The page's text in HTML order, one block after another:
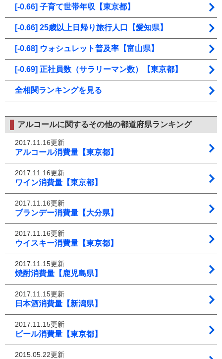
[-0.66] 子育て世帯年収【東京都】
[-0.66] 25歳以上日帰り旅行人口【愛知県】
[-0.68] ウォシュレット普及率【富山県】
[-0.69] 正社員数（サラリーマン数）【東京都】
全相関ランキングを見る
アルコールに関するその他の都道府県ランキング
2017.11.16更新
アルコール消費量【東京都】
2017.11.16更新
ワイン消費量【東京都】
2017.11.16更新
ブランデー消費量【大分県】
2017.11.16更新
ウイスキー消費量【東京都】
2017.11.15更新
焼酎消費量【鹿児島県】
2017.11.15更新
日本酒消費量【新潟県】
2017.11.15更新
ビール消費量【東京都】
2015.05.22更新